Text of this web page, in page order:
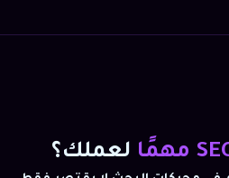
لعملك؟